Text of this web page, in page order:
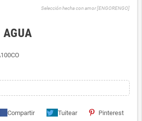
Selección hecha con amor [ENGORENGO]
Compartir Tuitear Pinterest